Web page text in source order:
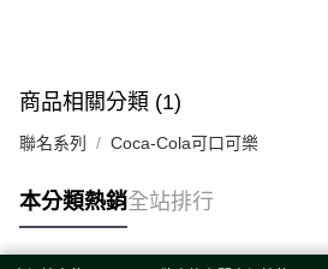
商品相關分類 (1)
聯名系列 Coca-Cola可口可樂
本分類熱銷全站排行